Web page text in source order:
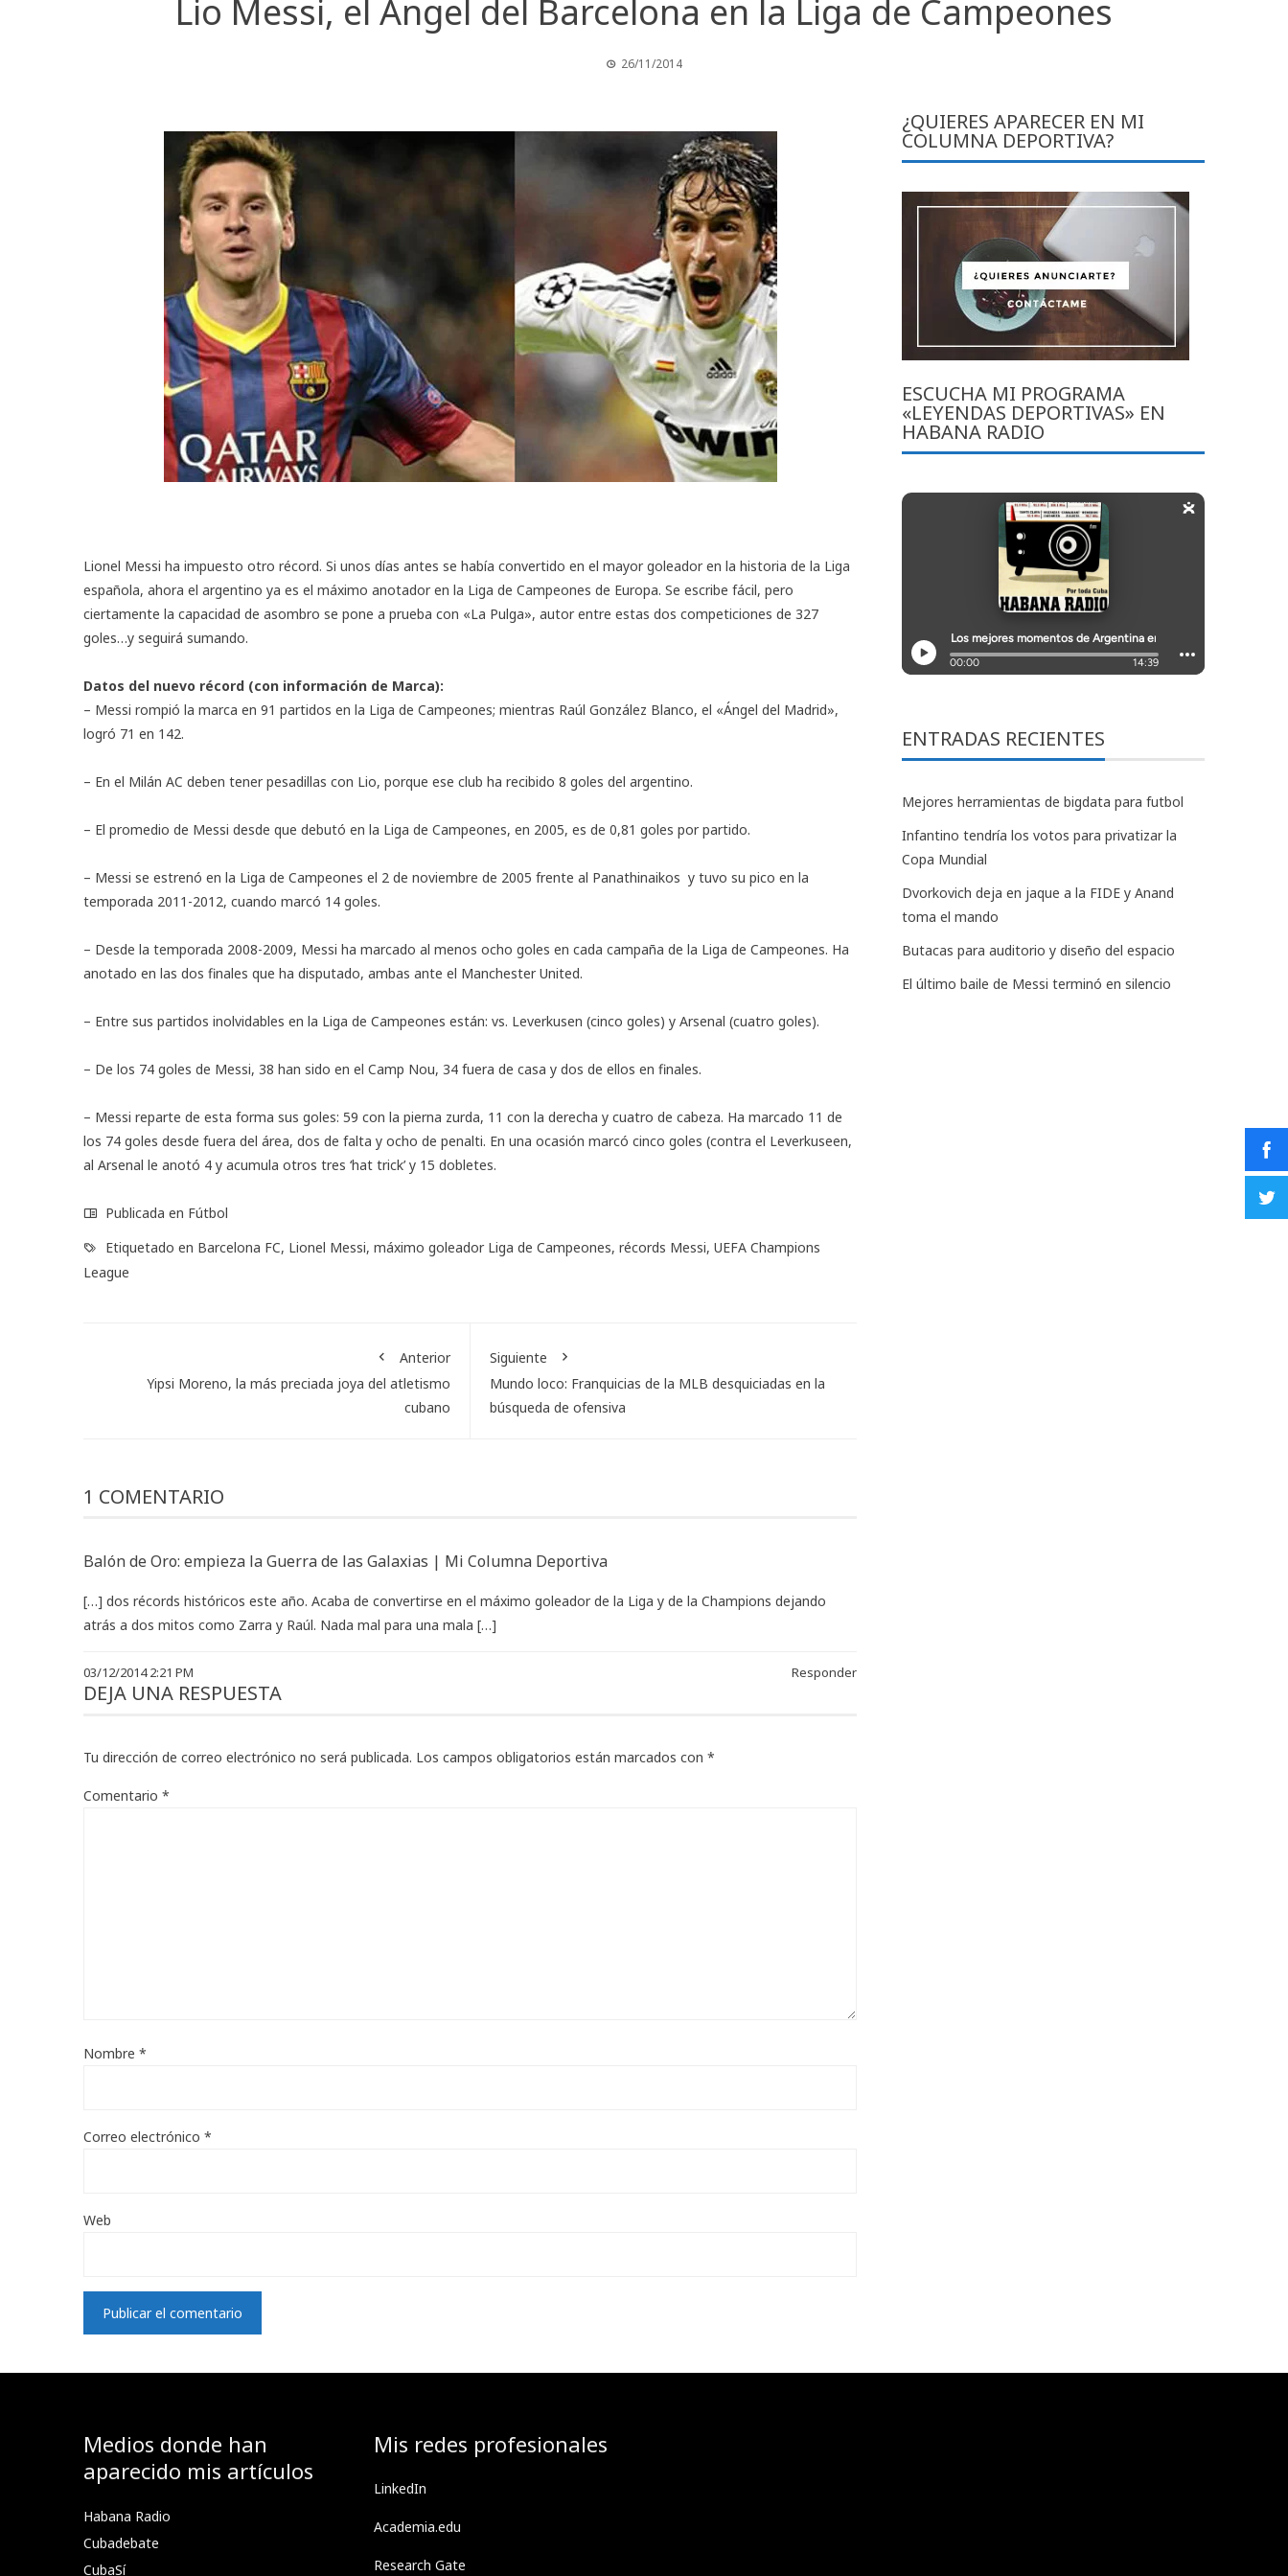
Lio Messi, el Ángel del Barcelona en la Liga de Campeones
26/11/2014
Lionel Messi ha impuesto otro récord. Si unos días antes se había convertido en el mayor goleador en la historia de la Liga
española, ahora el argentino ya es el máximo anotador en la Liga de Campeones de Europa. Se escribe fácil, pero
ciertamente la capacidad de asombro se pone a prueba con «La Pulga», autor entre estas dos competiciones de 327
goles…y seguirá sumando.
Datos del nuevo récord (con información de Marca):
– Messi rompió la marca en 91 partidos en la Liga de Campeones; mientras Raúl González Blanco, el «Ángel del Madrid»,
logró 71 en 142.
– En el Milán AC deben tener pesadillas con Lio, porque ese club ha recibido 8 goles del argentino.
– El promedio de Messi desde que debutó en la Liga de Campeones, en 2005, es de 0,81 goles por partido.
– Messi se estrenó en la Liga de Campeones el 2 de noviembre de 2005 frente al Panathinaikos y tuvo su pico en la
temporada 2011-2012, cuando marcó 14 goles.
– Desde la temporada 2008-2009, Messi ha marcado al menos ocho goles en cada campaña de la Liga de Campeones. Ha
anotado en las dos finales que ha disputado, ambas ante el Manchester United.
– Entre sus partidos inolvidables en la Liga de Campeones están: vs. Leverkusen (cinco goles) y Arsenal (cuatro goles).
– De los 74 goles de Messi, 38 han sido en el Camp Nou, 34 fuera de casa y dos de ellos en finales.
– Messi reparte de esta forma sus goles: 59 con la pierna zurda, 11 con la derecha y cuatro de cabeza. Ha marcado 11 de
los 74 goles desde fuera del área, dos de falta y ocho de penalti. En una ocasión marcó cinco goles (contra el Leverkuseen,
al Arsenal le anotó 4 y acumula otros tres ‘hat trick’ y 15 dobletes.
Publicada en Fútbol
Etiquetado en Barcelona FC, Lionel Messi, máximo goleador Liga de Campeones, récords Messi, UEFA Champions
League
Anterior
Yipsi Moreno, la más preciada joya del atletismo
cubano
Siguiente
Mundo loco: Franquicias de la MLB desquiciadas en la
búsqueda de ofensiva
1 COMENTARIO
Balón de Oro: empieza la Guerra de las Galaxias | Mi Columna Deportiva
[…] dos récords históricos este año. Acaba de convertirse en el máximo goleador de la Liga y de la Champions dejando
atrás a dos mitos como Zarra y Raúl. Nada mal para una mala […]
03/12/2014 2:21 PM Responder
DEJA UNA RESPUESTA
Tu dirección de correo electrónico no será publicada. Los campos obligatorios están marcados con *
Comentario *
Nombre *
Correo electrónico *
Web
¿QUIERES APARECER EN MI
COLUMNA DEPORTIVA?
ESCUCHA MI PROGRAMA
«LEYENDAS DEPORTIVAS» EN
HABANA RADIO
ENTRADAS RECIENTES
Mejores herramientas de bigdata para futbol
Infantino tendría los votos para privatizar la
Copa Mundial
Dvorkovich deja en jaque a la FIDE y Anand
toma el mando
Butacas para auditorio y diseño del espacio
El último baile de Messi terminó en silencio
Medios donde han
aparecido mis artículos
Habana Radio
Cubadebate
CubaSí
Mis redes profesionales
LinkedIn
Academia.edu
Research Gate